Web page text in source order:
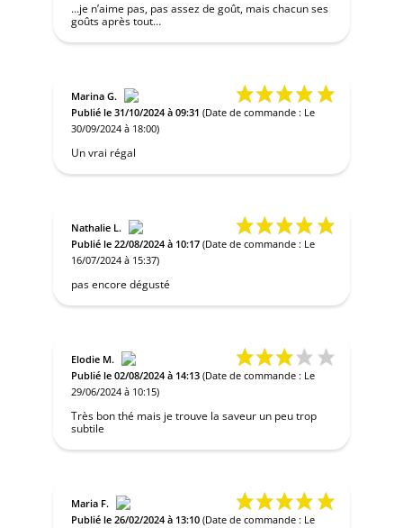
…je n’aime pas, pas assez de goût, mais chacun ses
goûts après tout…
Marina G.
Publié le 31/10/2024 à 09:31(Date de commande : Le
30/09/2024 à 18:00)
Un vrai régal
Nathalie L.
Publié le 22/08/2024 à 10:17(Date de commande : Le
16/07/2024 à 15:37)
pas encore dégusté
Elodie M.
Publié le 02/08/2024 à 14:13(Date de commande : Le
29/06/2024 à 10:15)
Très bon thé mais je trouve la saveur un peu trop
subtile
Maria F.
Publié le 26/02/2024 à 13:10(Date de commande : Le